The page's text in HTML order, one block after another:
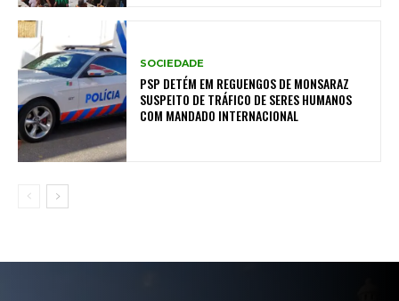
SOCIEDADE
PSP DETÉM EM REGUENGOS DE MONSARAZ
SUSPEITO DE TRÁFICO DE SERES HUMANOS
COM MANDADO INTERNACIONAL